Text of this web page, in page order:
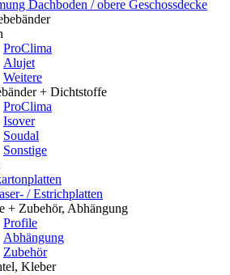
Dachboden / obere Geschossdecke
ProClima
Alujet
Weitere
+ Dichtstoffe
ProClima
Isover
Soudal
Sonstige
/ Estrichplatten
+ Zubehör, Abhängung
Profile
Abhängung
Zubehör
Kleber